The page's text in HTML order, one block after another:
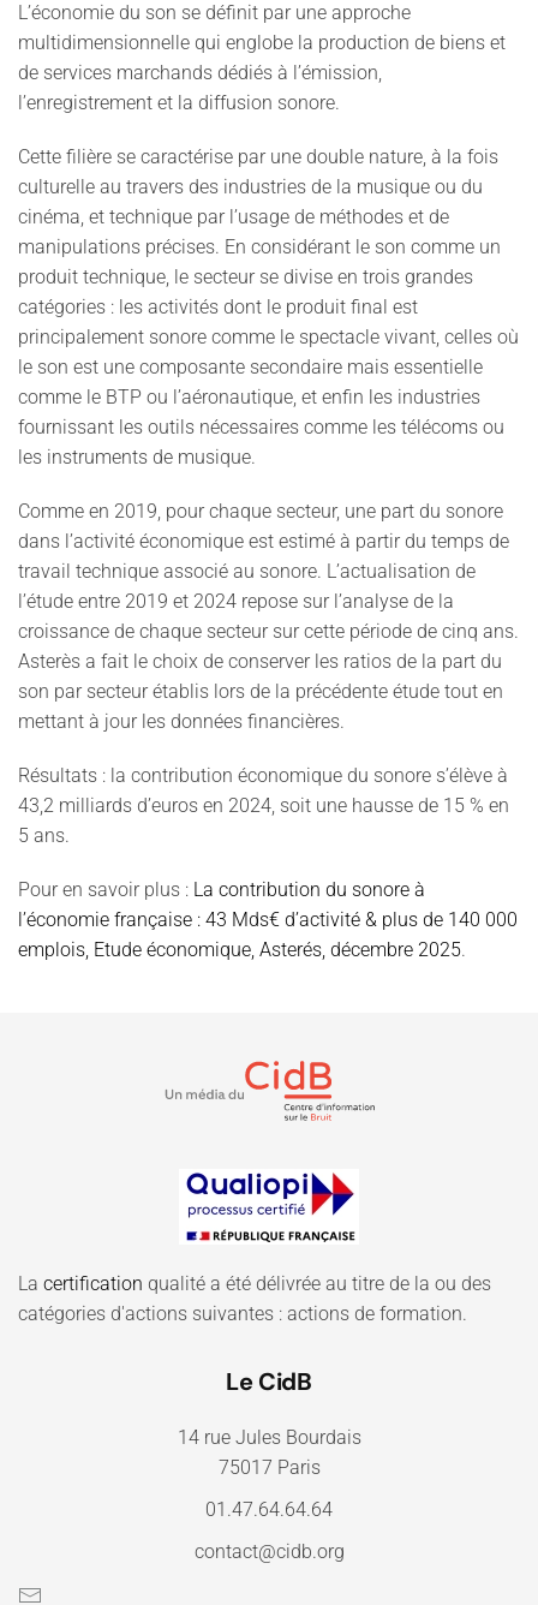
L’économie du son se définit par une approche
multidimensionnelle qui englobe la production de biens et
de services marchands dédiés à l’émission,
l’enregistrement et la diffusion sonore.
Cette filière se caractérise par une double nature, à la fois
culturelle au travers des industries de la musique ou du
cinéma, et technique par l’usage de méthodes et de
manipulations précises. En considérant le son comme un
produit technique, le secteur se divise en trois grandes
catégories : les activités dont le produit final est
principalement sonore comme le spectacle vivant, celles où
le son est une composante secondaire mais essentielle
comme le BTP ou l’aéronautique, et enfin les industries
fournissant les outils nécessaires comme les télécoms ou
les instruments de musique.
Comme en 2019, pour chaque secteur, une part du sonore
dans l’activité économique est estimé à partir du temps de
travail technique associé au sonore. L’actualisation de
l’étude entre 2019 et 2024 repose sur l’analyse de la
croissance de chaque secteur sur cette période de cinq ans.
Asterès a fait le choix de conserver les ratios de la part du
son par secteur établis lors de la précédente étude tout en
mettant à jour les données financières.
Résultats : la contribution économique du sonore s’élève à
43,2 milliards d’euros en 2024, soit une hausse de 15 % en
5 ans.
Pour en savoir plus : La contribution du sonore à
l’économie française : 43 Mds€ d’activité & plus de 140 000
emplois, Etude économique, Asterés, décembre 2025.
La certification qualité a été délivrée au titre de la ou des
catégories d'actions suivantes : actions de formation.
Le CidB
14 rue Jules Bourdais
75017 Paris
01.47.64.64.64
contact@cidb.org